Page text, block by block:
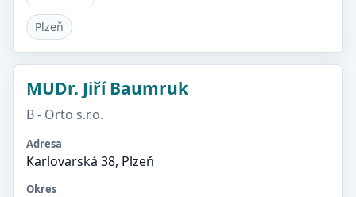
Plzeň
MUDr. Jiří Baumruk
B - Orto s.r.o.
Adresa
Karlovarská 38, Plzeň
Okres